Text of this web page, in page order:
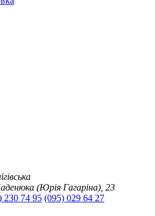
(Юрія Гагаріна), 23
230 74 95 (095) 029 64 27